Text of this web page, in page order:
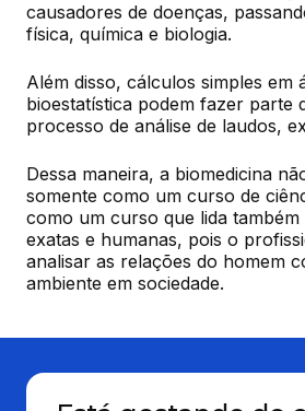
causadores de doenças,
física, química e biologia.
Além disso, cálculos simples em
bioestatística podem fazer parte
processo de análise de laudos,
Dessa maneira, a biomedicina
somente como um curso de
como um curso que lida também
exatas e humanas, pois o
analisar as relações do homem
ambiente em sociedade.